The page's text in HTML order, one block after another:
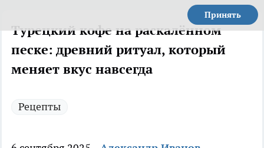
Принять
Турецкий кофе на раскалённом
песке: древний ритуал, который
меняет вкус навсегда
Рецепты